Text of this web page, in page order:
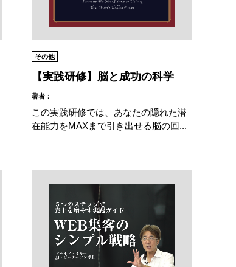
その他
【実践研修】脳と成功の科学
著者：
この実践研修では、あなたの隠れた潜
在能力をMAXまで引き出せる脳の回...